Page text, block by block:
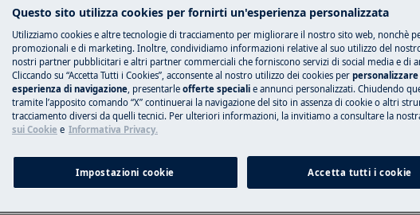
sulla sicurezza del manuale d'uso del
di riparazione o manutenzione.
o manutenzione, disattivare
presa di corrente.
Prenota una
Ripara il tuo
nostri centri
Questo sito utilizza cookies per fornirti un'esperienza personalizzata
Utilizziamo cookies e altre tecnologie di tracciamento per migliorare il nostro sito web, nonchè
promozionali e di marketing. Inoltre, condividiamo informazioni relative al suo utilizzo del
nostri partner pubblicitari e altri partner commerciali che forniscono servizi di social media e di
Cliccando su “Accetta Tutti i Cookies”, acconsente al nostro utilizzo dei cookies per personalizzare
esperienza di navigazione, presentarle offerte speciali e annunci personalizzati. Chiudendo
tramite l’apposito comando “X” continuerai la navigazione del sito in assenza di cookie o altri
tracciamento diversi da quelli tecnici. Per ulteriori informazioni, la invitiamo a consultare la
sui Cookie e Informativa Privacy.
Impostazioni cookie Accetta tutti i cookie